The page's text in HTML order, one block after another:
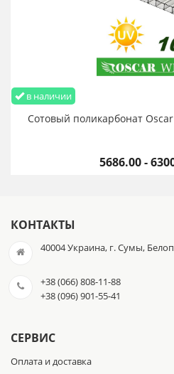
в наличии
Сотовый поликарбонат
5686.00 -
КОНТАКТЫ
40004 Украина, г. Сумы,
+38 (066) 808-11-88
+38 (096) 901-55-41
СЕРВИС
Оплата и доставка